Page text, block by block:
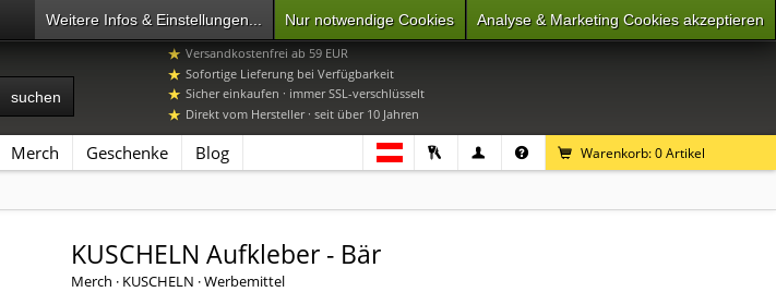
Warenkorb:0Artikel
Merch Geschenke Blog
+49 7392 96649-0 Mo-Do 9-16 Uhr, Fr 9-15 Uhr
Versandkostenfrei ab 59 EUR
Sofortige Lieferung bei Verfügbarkeit
Sicher einkaufen · immer SSL-verschlüsselt
Direkt vom Hersteller · seit über 10 Jahren
KUSCHELN Aufkleber - Bär
Merch · KUSCHELN · Werbemittel
Analyse & Marketing Cookies akzeptieren
Nur notwendige Cookies
Weitere Infos & Einstellungen...